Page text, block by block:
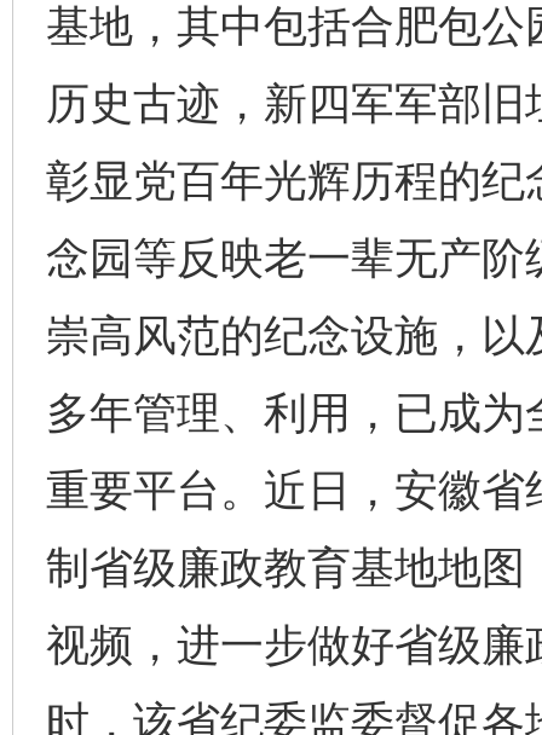
基地，其中包括合肥包
历史古迹，新四军军部
彰显党百年光辉历程的
念园等反映老一辈无产
崇高风范的纪念设施，
多年管理、利用，已成
重要平台。近日，安徽
制省级廉政教育基地地
视频，进一步做好省级
时，该省纪委监委督促